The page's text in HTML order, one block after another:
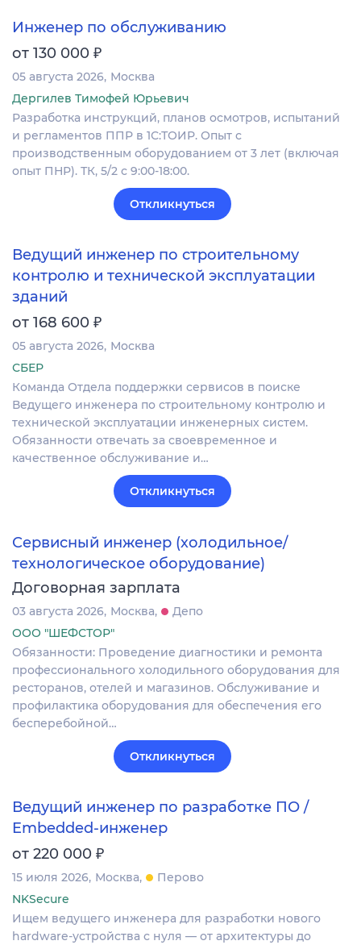
Инженер по обслуживанию
от 130 000 ₽
05 августа 2026 Москва
Дергилев Тимофей Юрьевич
Разработка инструкций, планов осмотров, испытаний
и регламентов ППР в 1С:ТОИР. Опыт с
производственным оборудованием от 3 лет (включая
опыт ПНР). ТК, 5/2 с 9:00-18:00.
Откликнуться
Ведущий инженер по строительному
контролю и технической эксплуатации
зданий
от 168 600 ₽
05 августа 2026 Москва
СБЕР
Команда Отдела поддержки сервисов в поиске
Ведущего инженера по строительному контролю и
технической эксплуатации инженерных систем.
Обязанности отвечать за своевременное и
качественное обслуживание и…
Откликнуться
Сервисный инженер (холодильное/
технологическое оборудование)
Договорная зарплата
03 августа 2026 Москва
Депо
ООО "ШЕФСТОР"
Обязанности: Проведение диагностики и ремонта
профессионального холодильного оборудования для
ресторанов, отелей и магазинов. Обслуживание и
профилактика оборудования для обеспечения его
бесперебойной…
Откликнуться
Ведущий инженер по разработке ПО /
Embedded-инженер
от 220 000 ₽
15 июля 2026 Москва
Перово
NKSecure
Ищем ведущего инженера для разработки нового
hardware-устройства с нуля — от архитектуры до